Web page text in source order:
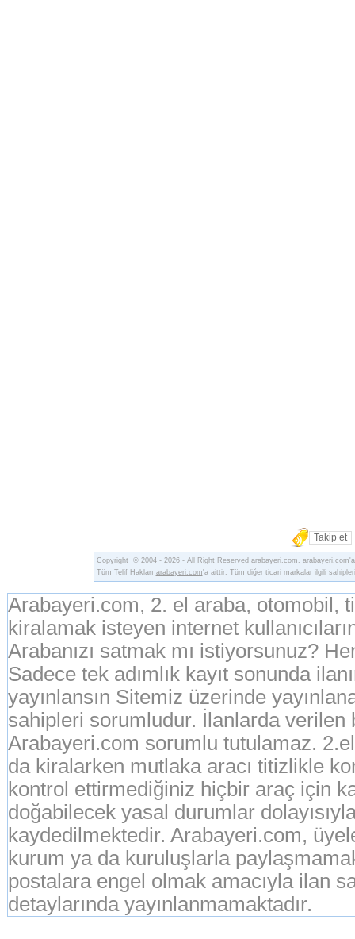
Takip et
Copyright © 2004 - 2026 - All Right Reserved arabayeri.com . arabayeri.com
Tüm Telif Hakları arabayeri.com'a aittir. Tüm diğer ticari markalar ilgili
Arabayeri.com, 2. el araba, otomobil,
kiralamak isteyen internet
Arabanızı satmak mı istiyorsunuz?
Sadece tek adımlık kayıt sonunda
yayınlansın Sitemiz üzerinde
sahipleri sorumludur. İlanlarda verilen
Arabayeri.com sorumlu tutulamaz.
da kiralarken mutlaka aracı titizlikle
kontrol ettirmediğiniz hiçbir araç için
doğabilecek yasal durumlar
kaydedilmektedir. Arabayeri.com,
kurum ya da kuruluşlarla
postalara engel olmak amacıyla ilan
detaylarında yayınlanmamaktadır.